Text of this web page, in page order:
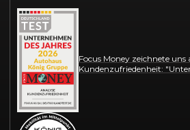
Focus Money zeichnete uns
Kundenzufriedenheit: